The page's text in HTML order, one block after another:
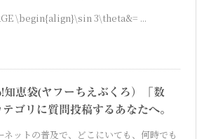
\begin{align}\sin 3\theta&= ...
知恵袋(ヤフーちえぶくろ）「数
テゴリに質問投稿するあなたへ。
ネットの普及で、どこにいても、何時でも